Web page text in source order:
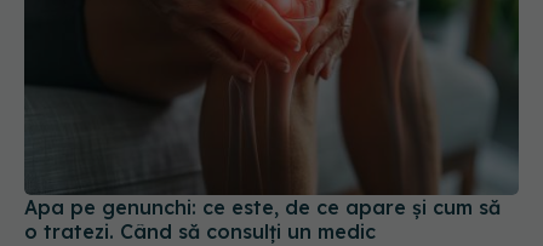
Apa pe genunchi: ce este, de ce apare și cum să
o tratezi. Când să consulți un medic